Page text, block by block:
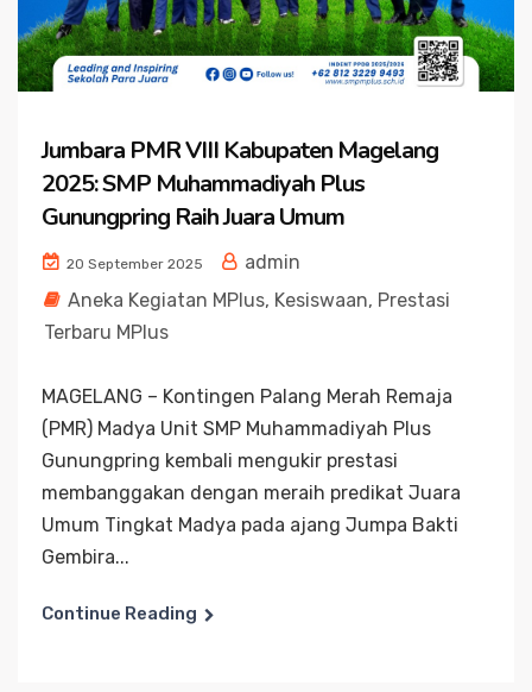
Jumbara PMR VIII Kabupaten Magelang
2025: SMP Muhammadiyah Plus
Gunungpring Raih Juara Umum
20 September 2025
admin
Aneka Kegiatan MPlus, Kesiswaan, Prestasi
Terbaru MPlus
MAGELANG – Kontingen Palang Merah Remaja
(PMR) Madya Unit SMP Muhammadiyah Plus
Gunungpring kembali mengukir prestasi
membanggakan dengan meraih predikat Juara
Umum Tingkat Madya pada ajang Jumpa Bakti
Gembira...
Continue Reading